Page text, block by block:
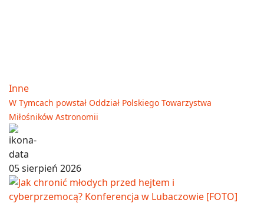
Inne
W Tymcach powstał Oddział Polskiego Towarzystwa
Miłośników Astronomii
05 sierpień 2026